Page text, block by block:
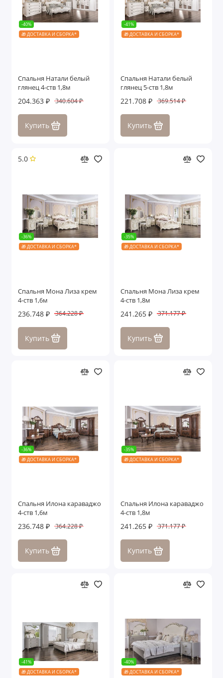
-40%
🎁 ДОСТАВКА И СБОРКА*
Спальня Натали белый
глянец 4-ств 1,8м
204.363 ₽ 340.604 ₽
Купить
-41%
🎁 ДОСТАВКА И СБОРКА*
Спальня Натали белый
глянец 5-ств 1,8м
221.708 ₽ 369.514 ₽
Купить
5.0
-36%
🎁 ДОСТАВКА И СБОРКА*
Спальня Мона Лиза крем
4-ств 1,6м
236.748 ₽ 364.228 ₽
Купить
-35%
🎁 ДОСТАВКА И СБОРКА*
Спальня Мона Лиза крем
4-ств 1,8м
241.265 ₽ 371.177 ₽
Купить
-36%
🎁 ДОСТАВКА И СБОРКА*
Спальня Илона караваджо
4-ств 1,6м
236.748 ₽ 364.228 ₽
Купить
-35%
🎁 ДОСТАВКА И СБОРКА*
Спальня Илона караваджо
4-ств 1,8м
241.265 ₽ 371.177 ₽
Купить
-41%
🎁 ДОСТАВКА И СБОРКА*
-40%
🎁 ДОСТАВКА И СБОРКА*